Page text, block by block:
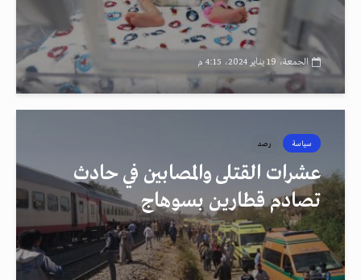
الجمعة، 19 يناير 2024، 4:15 م
سياسة رصد
عشرات القتلى والمصابين في حادث
تصادم قطارين بسوهاج